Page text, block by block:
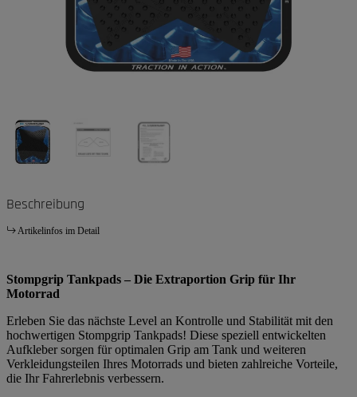
Beschreibung
Artikelinfos im Detail
Stompgrip Tankpads – Die Extraportion Grip für Ihr
Motorrad
Erleben Sie das nächste Level an Kontrolle und Stabilität mit den
hochwertigen Stompgrip Tankpads! Diese speziell entwickelten
Aufkleber sorgen für optimalen Grip am Tank und weiteren
Verkleidungsteilen Ihres Motorrads und bieten zahlreiche Vorteile,
die Ihr Fahrerlebnis verbessern.